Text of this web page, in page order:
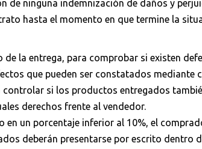
de ninguna indemnización de daños y
hasta el momento en que termine la
la entrega, para comprobar si existen
que pueden ser constatados mediante
si los productos entregados
derechos frente al vendedor.
un porcentaje inferior al 10%, el
deberán presentarse por escrito dentro